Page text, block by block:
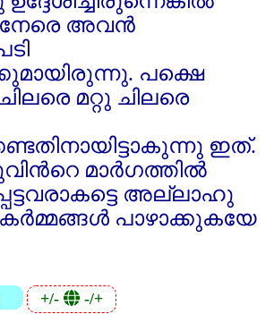
അവന്‍
പക്ഷെ
മറ്റു ചിലരെ
ഇത്‌.
മാര്‍ഗത്തില്‍
അല്ലാഹു
പാഴാക്കുകയേ
+/- -/+